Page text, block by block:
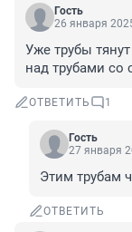
Гость
26 января
Уже трубы
над трубами со
ОТВЕТИТЬ 1
Гость
27 января
Этим трубам
ОТВЕТИТЬ